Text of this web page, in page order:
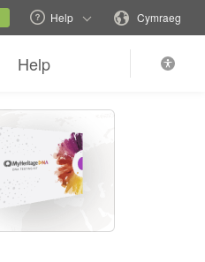
Help Cymraeg
Help